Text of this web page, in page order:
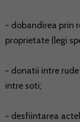
- dobandirea prin
proprietate (legi
- donatii intre rude
intre soti;
- desfiintarea